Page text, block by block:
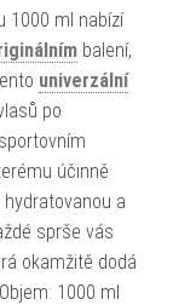
1000 ml nabízí
balení,
univerzální
po
účinně
a
sprše vás
okamžitě dodá
1000 ml